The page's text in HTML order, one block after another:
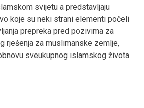
svijetu a predstavljaju
koje su neki strani elementi počeli
prepreka pred pozivima za
rješenja za muslimanske zemlje,
sveukupnog islamskog života